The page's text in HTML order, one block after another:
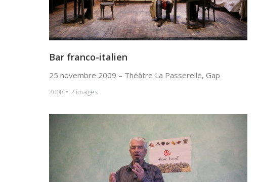
Bar franco-italien
25 novembre 2009 – Théâtre La Passerelle, Gap
2008 2 images